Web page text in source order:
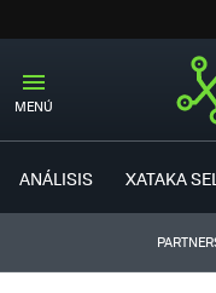
MENÚ
ANÁLISIS XATAKA